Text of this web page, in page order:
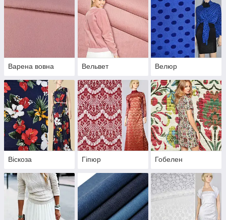
Варена вовна Вельвет Велюр
Віскоза Гіпюр Гобелен